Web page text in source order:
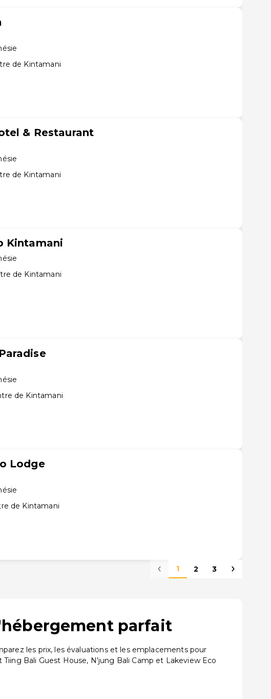
de Kintamani
& Restaurant
de Kintamani
Kintamani
de Kintamani
de Kintamani
Lodge
de Kintamani
1 2 3
parfait
les prix, les évaluations et les emplacements pour
Bali Guest House, N'jung Bali Camp et Lakeview Eco